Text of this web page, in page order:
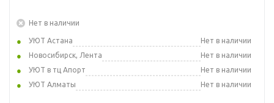
Нет в наличии
УЮТ Астана
Нет в наличии
Новосибирск, Лента
Нет в наличии
УЮТ в тц Апорт
Нет в наличии
УЮТ Алматы
Нет в наличии